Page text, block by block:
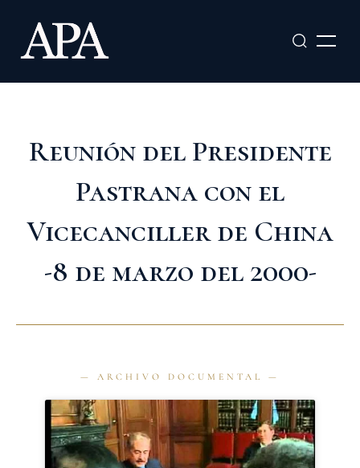
contenido
Reunión del Presidente
Pastrana con el
Vicecanciller de China
-8 de marzo del 2000-